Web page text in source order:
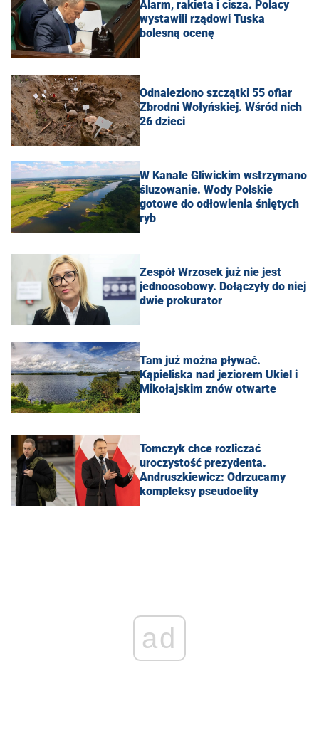
Alarm, rakieta i cisza. Polacy
wystawili rządowi Tuska
bolesną ocenę
Odnaleziono szczątki 55 ofiar
Zbrodni Wołyńskiej. Wśród nich
26 dzieci
W Kanale Gliwickim wstrzymano
śluzowanie. Wody Polskie
gotowe do odłowienia śniętych
ryb
Zespół Wrzosek już nie jest
jednoosobowy. Dołączyły do niej
dwie prokurator
Tam już można pływać.
Kąpieliska nad jeziorem Ukiel i
Mikołajskim znów otwarte
Tomczyk chce rozliczać
uroczystość prezydenta.
Andruszkiewicz: Odrzucamy
kompleksy pseudoelity
ad